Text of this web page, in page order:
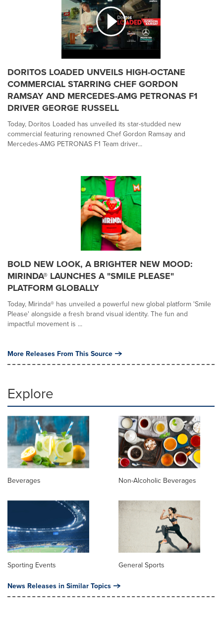
DORITOS LOADED UNVEILS HIGH-OCTANE
COMMERCIAL STARRING CHEF GORDON
RAMSAY AND MERCEDES-AMG PETRONAS F1
DRIVER GEORGE RUSSELL
Today, Doritos Loaded has unveiled its star-studded new
commercial featuring renowned Chef Gordon Ramsay and
Mercedes-AMG PETRONAS F1 Team driver...
BOLD NEW LOOK, A BRIGHTER NEW MOOD:
MIRINDA® LAUNCHES A "SMILE PLEASE"
PLATFORM GLOBALLY
Today, Mirinda® has unveiled a powerful new global platform 'Smile
Please' alongside a fresh brand visual identity. The fun and
impactful movement is ...
More Releases From This Source
Explore
Beverages Non-Alcoholic Beverages
Sporting Events General Sports
News Releases in Similar Topics